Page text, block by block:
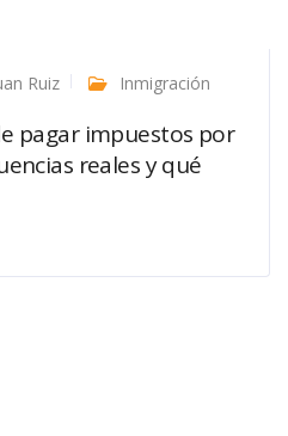
Ruiz Inmigración
pagar impuestos por
reales y qué